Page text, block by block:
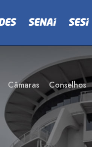
Câmaras Conselhos